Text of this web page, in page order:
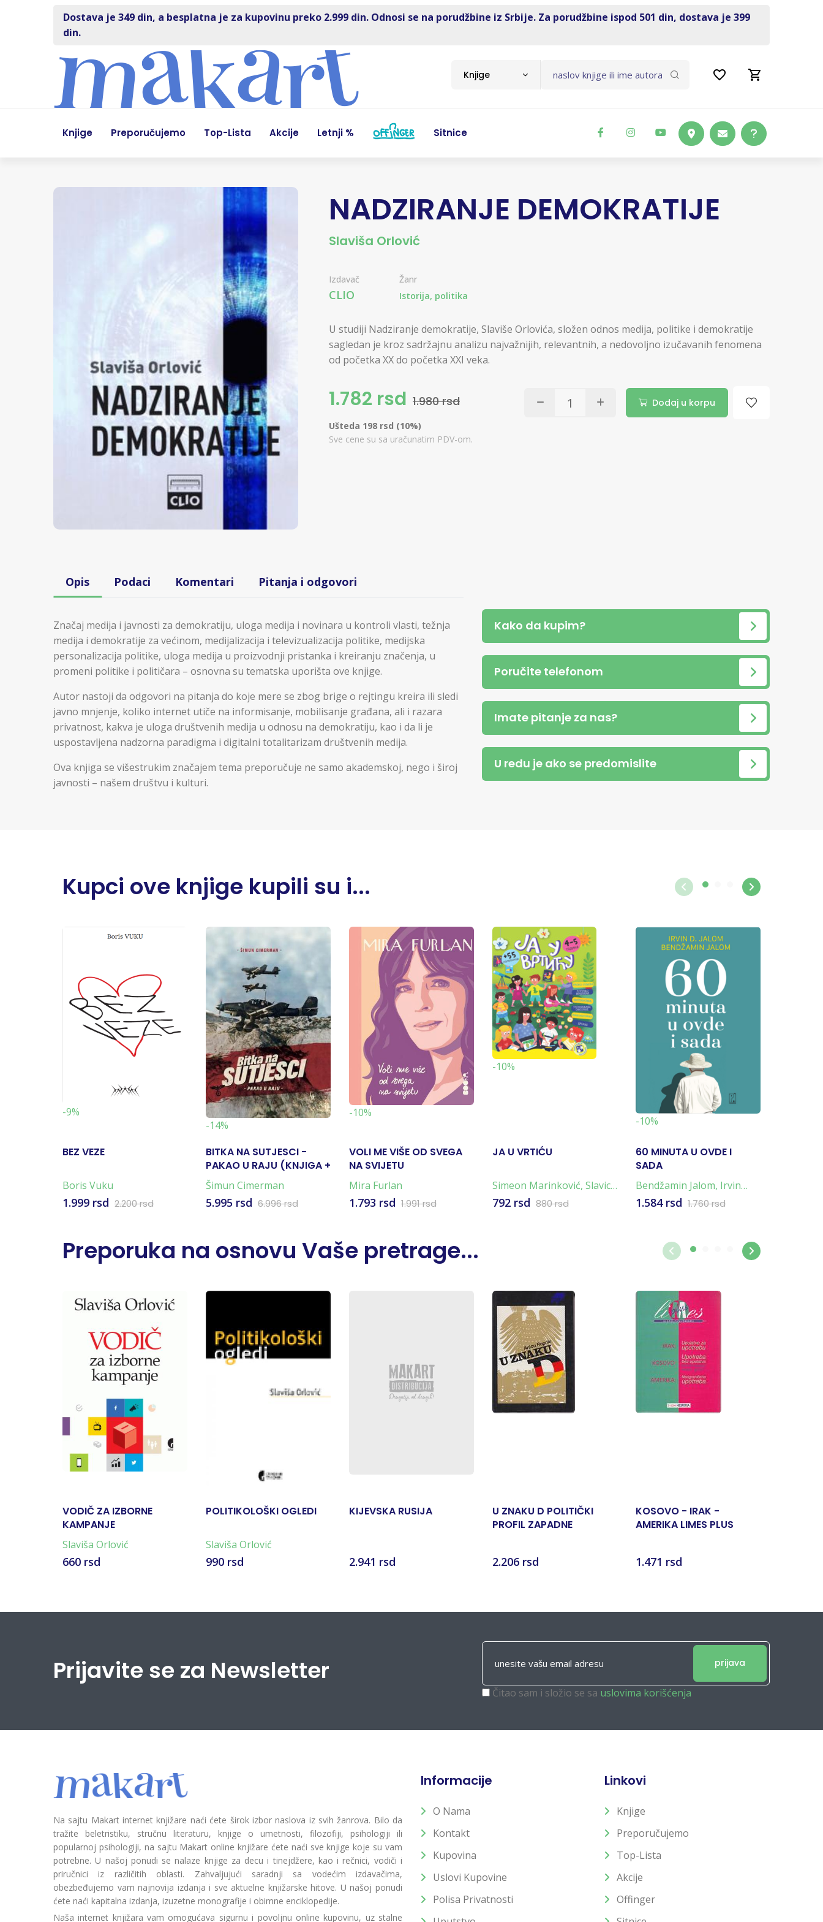
Dostava je 349 din, a besplatna je za kupovinu preko 2.999 din. Odnosi se na porudžbine iz Srbije. Za porudžbine ispod 501 din, dostava je 399
din.
Knjige
Knjige Preporučujemo Top-Lista Akcije Letnji % Sitnice
NADZIRANJE DEMOKRATIJE
Slaviša Orlović
Izdavač
CLIO
Žanr
Istorija, politika
U studiji Nadziranje demokratije, Slaviše Orlovića, složen odnos medija, politike i demokratije
sagledan je kroz sadržajnu analizu najvažnijih, relevantnih, a nedovoljno izučavanih fenomena
od početka XX do početka XXI veka.
1.782 rsd 1.980 rsd Dodaj u korpu
Ušteda 198 rsd (10%)
Sve cene su sa uračunatim PDV-om.
Opis Podaci Komentari Pitanja i odgovori
Značaj medija i javnosti za demokratiju, uloga medija i novinara u kontroli vlasti, težnja
medija i demokratije za većinom, medijalizacija i televizualizacija politike, medijska
personalizacija politike, uloga medija u proizvodnji pristanka i kreiranju značenja, u
promeni politike i političara – osnovna su tematska uporišta ove knjige.
Autor nastoji da odgovori na pitanja do koje mere se zbog brige o rejtingu kreira ili sledi
javno mnjenje, koliko internet utiče na informisanje, mobilisanje građana, ali i razara
privatnost, kakva je uloga društvenih medija u odnosu na demokratiju, kao i da li je
uspostavljena nadzorna paradigma i digitalni totalitarizam društvenih medija.
Ova knjiga se višestrukim značajem tema preporučuje ne samo akademskoj, nego i široj
javnosti – našem društvu i kulturi.
Kako da kupim?
Poručite telefonom
Imate pitanje za nas?
U redu je ako se predomislite
Kupci ove knjige kupili su i...
-9%
BEZ VEZE
Boris Vuku
1.999 rsd 2.200 rsd
-14%
BITKA NA SUTJESCI -
PAKAO U RAJU (KNJIGA +
KARTA)
Šimun Cimerman
5.995 rsd 6.996 rsd
-10%
VOLI ME VIŠE OD SVEGA
NA SVIJETU
Mira Furlan
1.793 rsd 1.991 rsd
-10%
JA U VRTIĆU
Simeon Marinković, Slavica
Marković
792 rsd 880 rsd
-10%
60 MINUTA U OVDE I
SADA
Bendžamin Jalom, Irvin
Jalom
1.584 rsd 1.760 rsd
Preporuka na osnovu Vaše pretrage...
VODIČ ZA IZBORNE
KAMPANJE
Slaviša Orlović
660 rsd
POLITIKOLOŠKI OGLEDI
Slaviša Orlović
990 rsd
KIJEVSKA RUSIJA
2.941 rsd
U ZNAKU D POLITIČKI
PROFIL ZAPADNE
2.206 rsd
KOSOVO - IRAK -
AMERIKA LIMES PLUS
1.471 rsd
Prijavite se za Newsletter prijava
Čitao sam i složio se sa uslovima korišćenja
Na sajtu Makart internet knjižare naći ćete širok izbor naslova iz svih žanrova. Bilo da
tražite beletristiku, stručnu literaturu, knjige o umetnosti, filozofiji, psihologiji ili
popularnoj psihologiji, na sajtu Makart online knjižare ćete naći sve knjige koje su vam
potrebne. U našoj ponudi se nalaze knjige za decu i tinejdžere, kao i rečnici, vodiči i
priručnici iz različitih oblasti. Zahvaljujući saradnji sa vodećim izdavačima,
obezbeđujemo vam najnovija izdanja i sve aktuelne knjižarske hitove. U našoj ponudi
ćete naći kapitalna izdanja, izuzetne monografije i obimne enciklopedije.
Naša internet knjižara vam omogućava sigurnu i povoljnu online kupovinu, uz stalne
Informacije
O Nama
Kontakt
Kupovina
Uslovi Kupovine
Polisa Privatnosti
Linkovi
Knjige
Preporučujemo
Top-Lista
Akcije
Offinger